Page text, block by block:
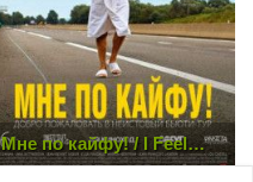
Чекаго (2022)